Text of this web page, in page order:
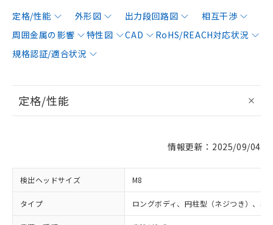
定格/性能 外形図 出力段回路図
相互干渉
周囲金属の影響
特性図 CAD
RoHS/REACH対応状況
規格認証/適合状況
定格/性能
情報更新：2025/09/04
検出ヘッドサイズ M8
タイプ ロングボディ、円柱型（ネジつき）、非